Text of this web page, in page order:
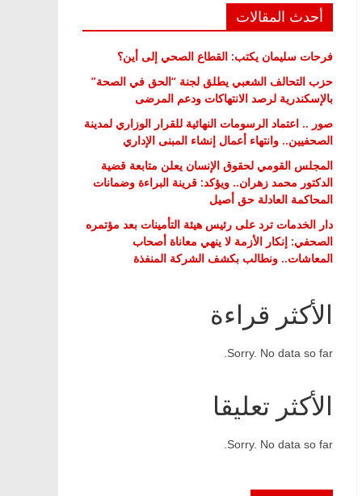
أحدث المقالات
فرحات سليمان يكتب: القطاع الصحي إلى أين؟
حزب التحالف الشعبي يطلق لجنة “الحق في الصحة”
بالإسكندرية لرصد الانتهاكات ودعم المرضى
صور .. اعتماد الرسومات النهائية للقرار الوزاري لمدينة
الصحفيين.. وانتهاء أعمال إنشاء المبنى الإداري
المجلس القومي لحقوق الإنسان يعلن متابعة قضية
الدكتور محمد زهران.. ويؤكد: قرينة البراءة وضمانات
المحاكمة العادلة حق أصيل
دار الخدمات ترد على رئيس هيئة التأمينات بعد مؤتمره
الصحفي: إنكار الأزمة لا ينهي معاناة أصحاب
المعاشات.. ونطالب بكشف الشركة المنفذة
الأكثر قراءة
Sorry. No data so far.
الأكثر تعليقا
Sorry. No data so far.